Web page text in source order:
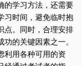
的学习方法，还需要
习时间，避免临时抱
点。同时，合理安排
的关键因素之一。
利用各种可用的资